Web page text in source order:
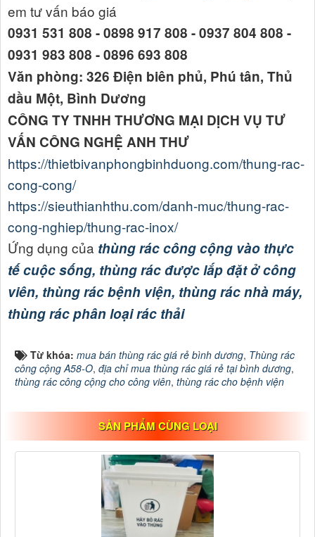
em tư vấn báo giá
0931 531 808 - 0898 917 808 - 0937 804 808 -
0931 983 808 - 0896 693 808
Văn phòng: 326 Điện biên phủ, Phú tân, Thủ
dầu Một, Bình Dương
CÔNG TY TNHH THƯƠNG MẠI DỊCH VỤ TƯ
VẤN CÔNG NGHỆ ANH THƯ
https://thietbivanphongbinhduong.com/thung-rac-
cong-cong/
https://sieuthianhthu.com/danh-muc/thung-rac-
cong-nghiep/thung-rac-inox/
Ứng dụng của thùng rác công cộng vào thực
tế cuộc sống, thùng rác được lắp đặt ở công
viên, thùng rác bệnh viện, thùng rác nhà máy,
thùng rác phân loại rác thải
Từ khóa: mua bán thùng rác giá rẻ bình dương, Thùng rác
công cộng A58-O, địa chỉ mua thùng rác giá rẻ tại bình dương,
thùng rác công cộng cho công viên, thùng rác cho bệnh viện
SẢN PHẨM CÙNG LOẠI